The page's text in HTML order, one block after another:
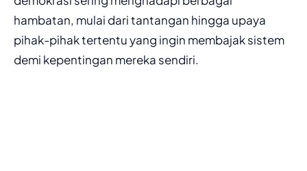
hambatan, mulai dari tantangan hingga upaya
pihak-pihak tertentu yang ingin membajak sistem
demi kepentingan mereka sendiri.